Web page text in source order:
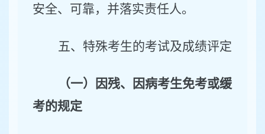
安全、可靠，并落实责任人。
五、特殊考生的考试及成绩评定
（一）因残、因病考生免考或缓
考的规定